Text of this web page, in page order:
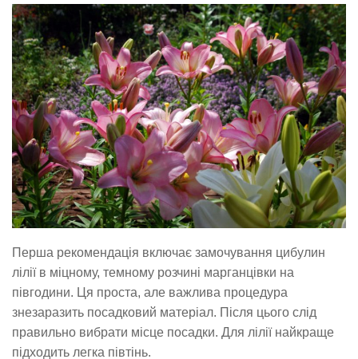
Перша рекомендація включає замочування цибулин
лілії в міцному, темному розчині марганцівки на
півгодини. Ця проста, але важлива процедура
знезаразить посадковий матеріал. Після цього слід
правильно вибрати місце посадки. Для лілії найкраще
підходить легка півтінь.